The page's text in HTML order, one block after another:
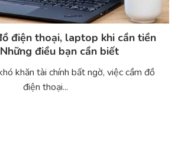
điện thoại, laptop khi cần tiền
điều bạn cần biết
khăn tài chính bất ngờ, việc cầm đồ
điện thoại...